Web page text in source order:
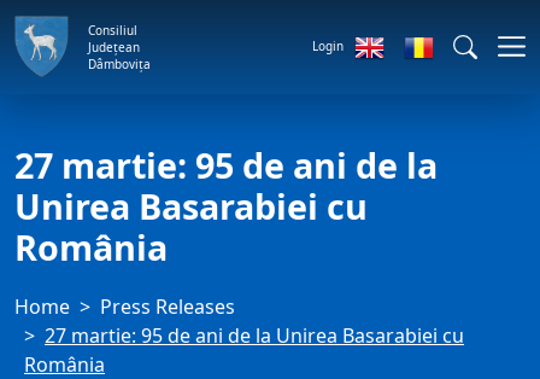
Consiliul
Județean
Dâmbovița
Login
27 martie: 95 de ani de la
Unirea Basarabiei cu
România
Home
Press Releases
27 martie: 95 de ani de la Unirea Basarabiei cu
România